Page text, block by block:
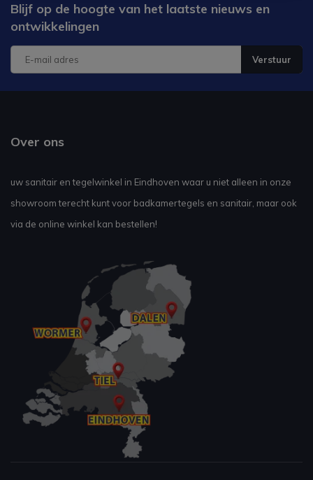
Blijf op de hoogte van het laatste nieuws en
ontwikkelingen
Verstuur
Over ons
uw sanitair en tegelwinkel in Eindhoven waar u niet alleen in onze
showroom terecht kunt voor badkamertegels en sanitair, maar ook
via de online winkel kan bestellen!